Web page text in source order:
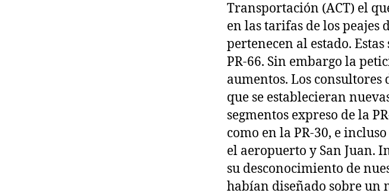
Transportación (ACT) el
en las tarifas de los peajes
pertenecen al estado. Estas
PR-66. Sin embargo la
aumentos. Los consultores
que se establecieran
segmentos expreso de la
como en la PR-30, e
el aeropuerto y San Juan.
su desconocimiento de
habían diseñado sobre un